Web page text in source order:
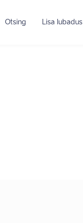
Otsing Lisa lubadus